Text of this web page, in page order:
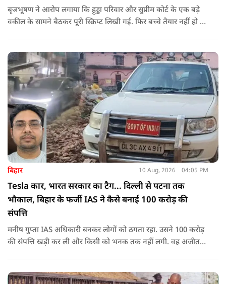
बृजभूषण ने आरोप लगाया कि हुड्डा परिवार और सुप्रीम कोर्ट के एक बड़े
वकील के सामने बैठकर पूरी स्क्रिप्ट लिखी गई. फिर बच्चे तैयार नहीं हो रहे
बिहार 10 Aug, 2026 04:05 PM
Tesla कार, भारत सरकार का टैग... दिल्ली से पटना तक
भौकाल, बिहार के फर्जी IAS ने कैसे बनाई 100 करोड़ की
संपत्ति
मनीष गुप्ता IAS अधिकारी बनकर लोगों को ठगता रहा. उसने 100 करोड़
की संपत्ति खड़ी कर ली और किसी को भनक तक नहीं लगी. वह अजीत